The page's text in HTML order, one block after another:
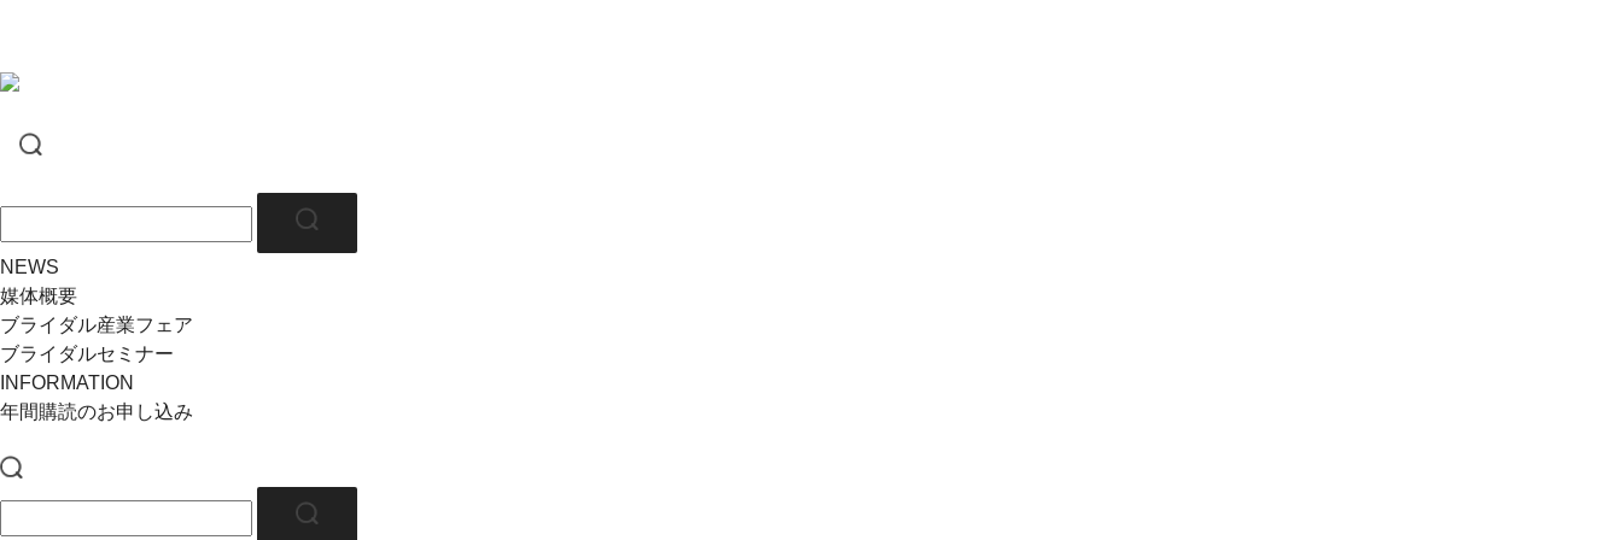
NEWS
媒体概要
ブライダル産業フェア
ブライダルセミナー
INFORMATION
年間購読のお申し込み